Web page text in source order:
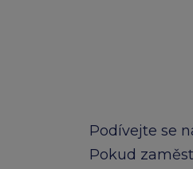
Podívejte se
Pokud